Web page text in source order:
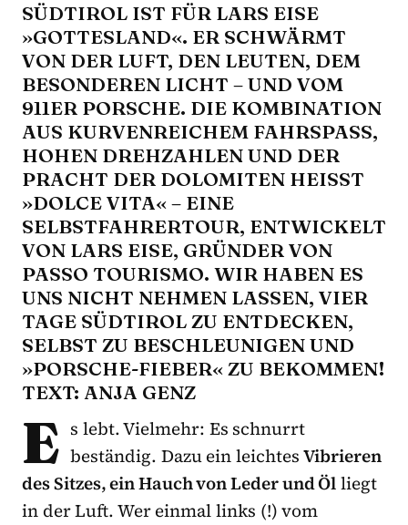
SÜDTIROL IST FÜR LARS EISE
»GOTTESLAND«. ER SCHWÄRMT
VON DER LUFT, DEN LEUTEN, DEM
BESONDEREN LICHT – UND VOM
911ER PORSCHE. DIE KOMBINATION
AUS KURVENREICHEM FAHRSPASS, H
OHEN DREHZAHLEN UND DER P
RACHT DER DOLOMITEN HEISST »D
OLCE VITA« – EINE SE
LBSTFAHRERTOUR, ENTWICKELT VO
N LARS EISE, GRÜNDER VON PA
SSO TOURISMO. WIR HABEN ES UN
S NICHT NEHMEN LASSEN, VIER TA
GE SÜDTIROL ZU ENTDECKEN, SE
LBST ZU BESCHLEUNIGEN UND »P
ORSCHE-FIEBER« ZU BEKOMMEN! TE
XT: ANJA GENZ
E s lebt. Vielmehr: Es schnurrt
beständig. Dazu ein leichtesVibrieren
des Sitzes, ein Hauch von Leder und Ölliegt
in der Luft. Wer einmal links (!) vom